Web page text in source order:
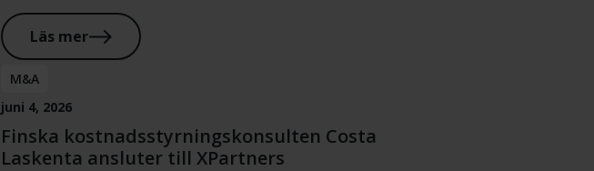
Läs mer
M&A
juni 4, 2026
Finska kostnadsstyrningskonsulten Costa
Laskenta ansluter till XPartners